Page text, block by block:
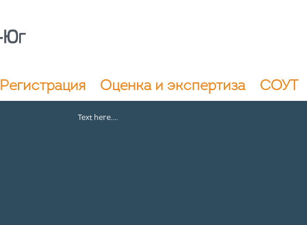
Регистрация Оценка и экспертиза СОУТ
Text here....